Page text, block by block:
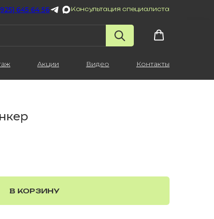
645 64 56 Консультация специалиста
Акции Видео Контакты
В КОРЗИНУ